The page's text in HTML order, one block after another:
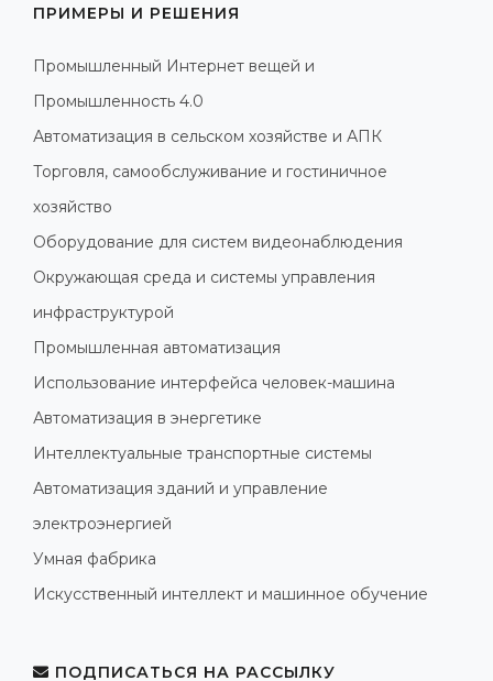
ПРИМЕРЫ И РЕШЕНИЯ
Промышленный Интернет вещей и
Промышленность 4.0
Автоматизация в сельском хозяйстве и АПК
Торговля, самообслуживание и гостиничное
хозяйство
Оборудование для систем видеонаблюдения
Окружающая среда и системы управления
инфраструктурой
Промышленная автоматизация
Использование интерфейса человек-машина
Автоматизация в энергетике
Интеллектуальные транспортные системы
Автоматизация зданий и управление
электроэнергией
Умная фабрика
Искусственный интеллект и машинное обучение
ПОДПИСАТЬСЯ НА РАССЫЛКУ